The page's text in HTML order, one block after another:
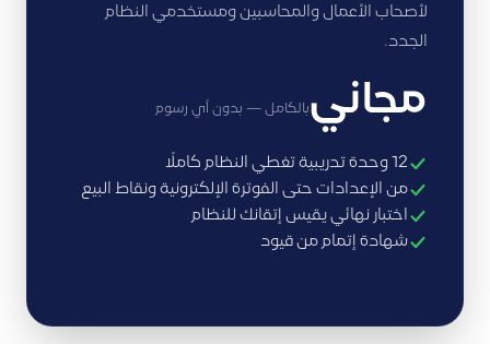
لأصحاب الأعمال والمحاسبين ومستخدمي النظام
الجدد.
مجانيبالكامل — بدون أي رسوم
12 وحدة تدريبية تغطي النظام كاملًا
من الإعدادات حتى الفوترة الإلكترونية ونقاط البيع
اختبار نهائي يقيس إتقانك للنظام
شهادة إتمام من قيود